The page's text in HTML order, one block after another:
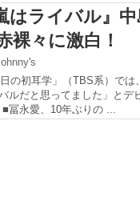
はライバル』
裸々に激白！
の初耳学」（TBS系）で
ルだと思ってました」とデ
冨永愛、10年ぶりの ...